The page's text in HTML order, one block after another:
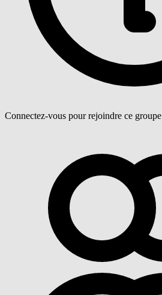
Connectez-vous pour rejoindre ce groupe